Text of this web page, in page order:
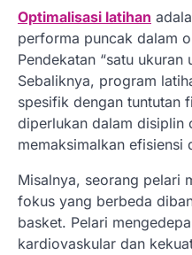
Optimalisasi latihan
performa puncak dalam
Pendekatan “satu
Sebaliknya, program
spesifik dengan tuntutan
diperlukan dalam disiplin
memaksimalkan efisiensi
Misalnya, seorang pelari
fokus yang berbeda
basket. Pelari
kardiovaskular dan